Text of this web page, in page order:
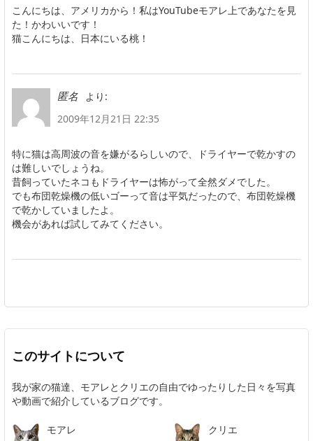
こんにちは、アメリカから！私はYouTubeモアレ上であなたを見
た！かわいいです！
猫こんにちは、日本にいる桃！
匿名
より:
2009年12月21日 22:35
特に猫は高周波の音を嫌がるらしいので、ドライヤーで乾かすの
は難しいでしょうね。
昔飼っていたネコもドライヤーは怖がって全然ダメでした。
でも布団乾燥機の低いゴーって音は平気だったので、布団乾燥機
で乾かしていましたよ。
機会があれば試してみてください。
このサイトについて
我が家の猫達、モアレとクリエの自由でゆったりした日々を写真
や動画で紹介しているブログです。
モアレ クリエ